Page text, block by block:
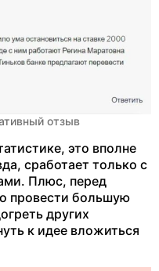
отзыв
это вполне
сработает только с
Плюс, перед
провести большую
других
к идее вложиться